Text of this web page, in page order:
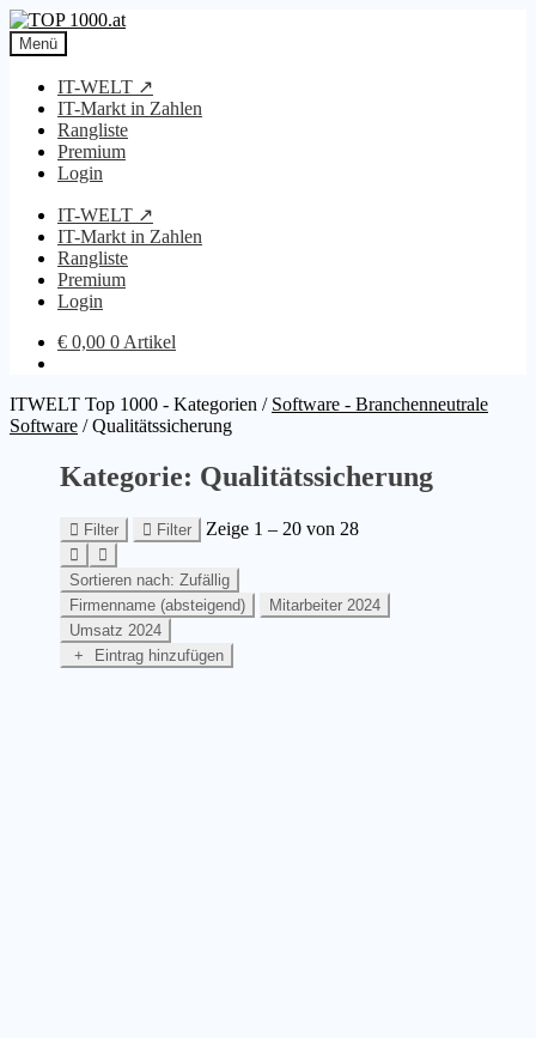
Zur
Navigation
springen
Zum
Inhalt
springen
Menü
IT-WELT ↗
IT-Markt in Zahlen
Rangliste
Premium
Login
IT-WELT ↗
IT-Markt in Zahlen
Rangliste
Premium
Login
€ 0,00 0 Artikel
ITWELT Top 1000 - Kategorien / Software - Branchenneutrale
Software /Qualitätssicherung
Kategorie: Qualitätssicherung
Filter Filter Zeige 1 – 20 von 28
Sortieren nach: Zufällig
Firmenname (absteigend)
Mitarbeiter 2024
Umsatz 2024
Eintrag hinzufügen